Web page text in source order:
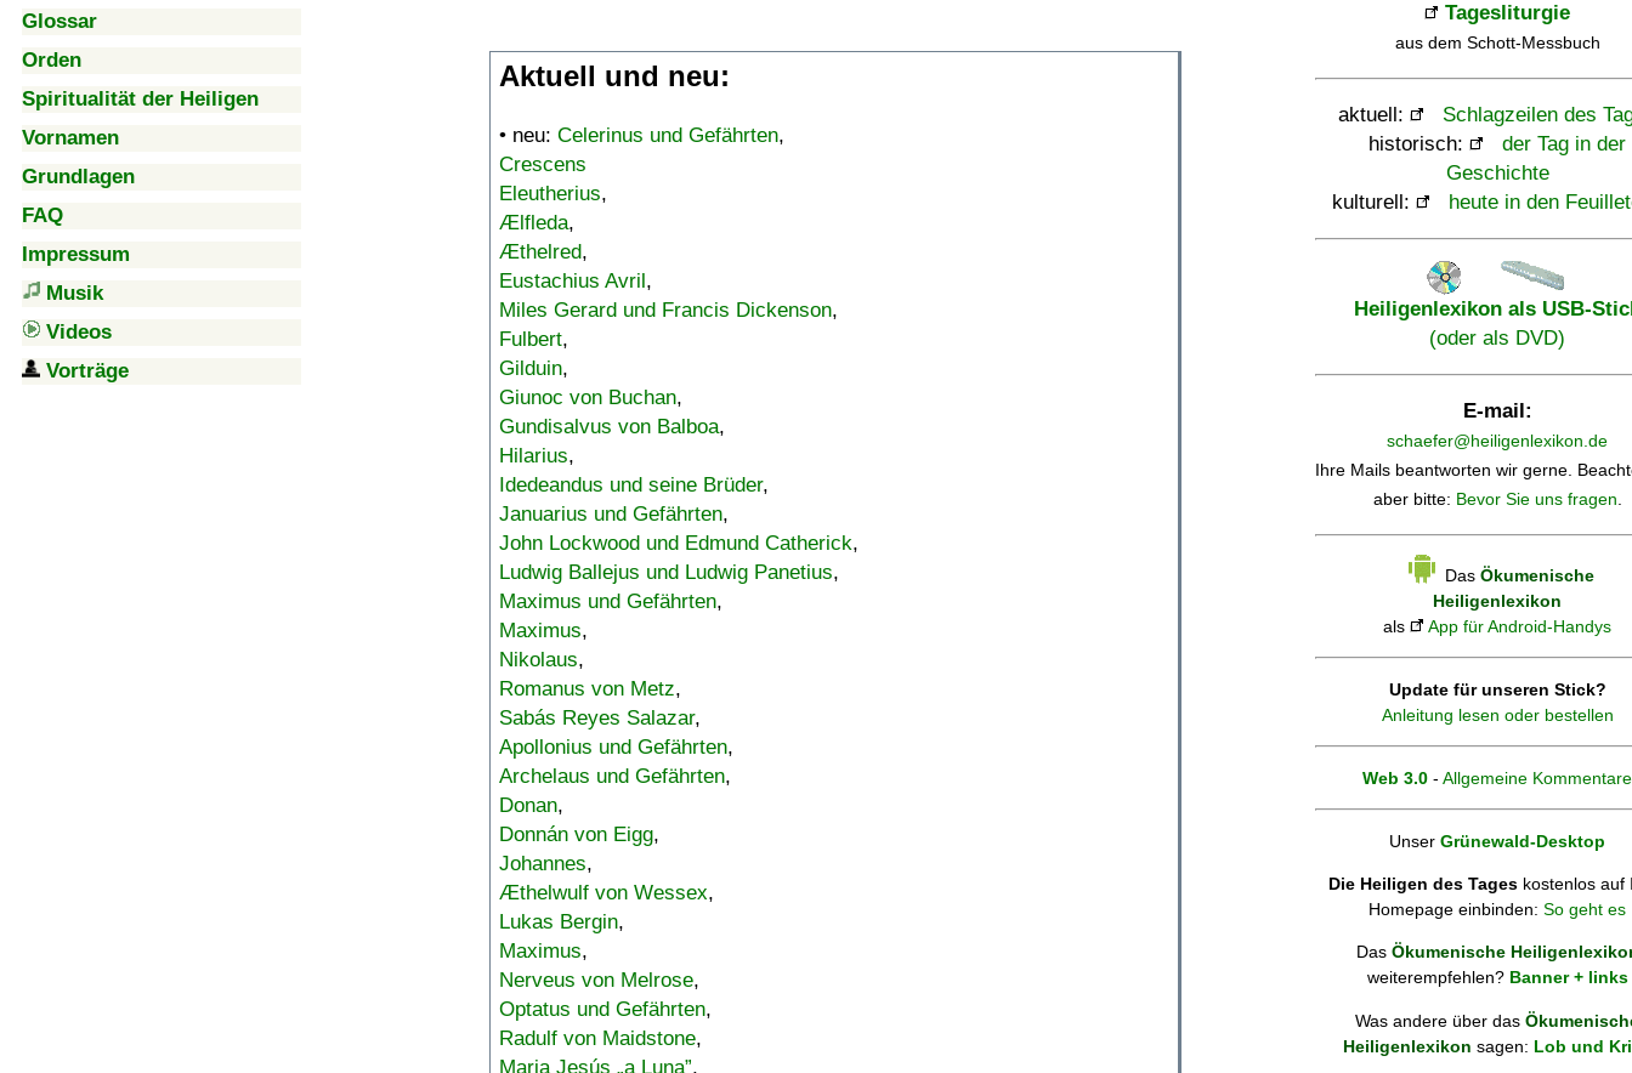
Glossar
Orden
Spiritualität der Heiligen
Vornamen
Grundlagen
FAQ
Impressum
Musik
Videos
Vorträge
Aktuell und neu:
• neu: Celerinus und Gefährten,
Crescens
Eleutherius,
Ælfleda,
Æthelred,
Eustachius Avril,
Miles Gerard und Francis Dickenson,
Fulbert,
Gilduin,
Giunoc von Buchan,
Gundisalvus von Balboa,
Hilarius,
Idedeandus und seine Brüder,
Januarius und Gefährten,
John Lockwood und Edmund Catherick,
Ludwig Ballejus und Ludwig Panetius,
Maximus und Gefährten,
Maximus,
Nikolaus,
Romanus von Metz,
Sabás Reyes Salazar,
Apollonius und Gefährten,
Archelaus und Gefährten,
Donan,
Donnán von Eigg,
Johannes,
Æthelwulf von Wessex,
Lukas Bergin,
Maximus,
Nerveus von Melrose,
Optatus und Gefährten,
Radulf von Maidstone,
Maria Jesús „a Luna”,
Tagesliturgie
aus dem Schott-Messbuch
aktuell:
Schlagzeilen des
historisch:
der Tag in der
Geschichte
kulturell:
heute in den
Heiligenlexikon als USB-
(oder als DVD)
E-mail:
schaefer@heiligenlexikon.de
Ihre Mails beantworten wir gerne.
aber bitte: Bevor Sie uns fragen.
Das Ökumenische
Heiligenlexikon
als
App für Android-Handys
Update für unseren Stick?
Anleitung lesen oder bestellen
Web 3.0 - Allgemeine Kommentare
Unser Grünewald-Desktop
Die Heiligen des Tages kostenlos auf
Homepage einbinden: So geht es
Das Ökumenische
weiterempfehlen? Banner + links
Was andere über das
Heiligenlexikon sagen: Lob und